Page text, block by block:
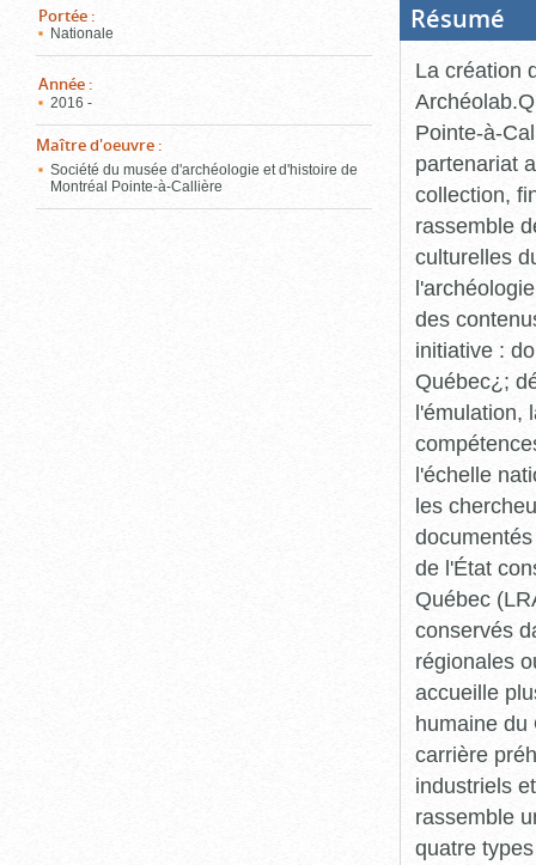
Portée :
Nationale
Année :
2016 -
Maître d'oeuvre :
Société du musée d'archéologie et d'histoire de
Montréal Pointe-à-Callière
Résumé
La création
Pointe-à-
partenariat
collection,
rassemble
culturelles
des
initiative :
Québec¿;
l'émulation,
l'échelle
les
de l'État
Québec
conservés
régionales
accueille
humaine du
carrière
industriels
rassemble
quatre